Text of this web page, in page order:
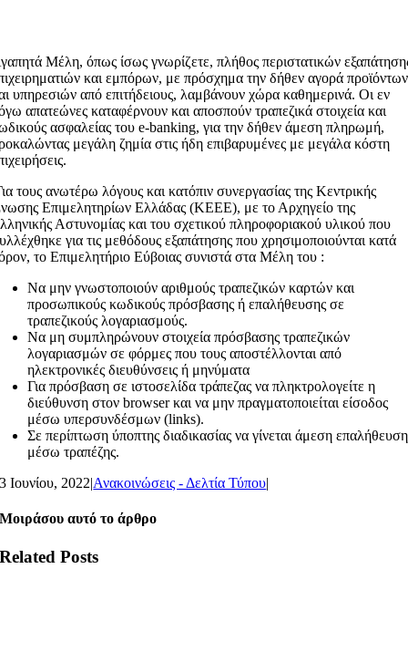
Μέλη, όπως ίσως γνωρίζετε, πλήθος περιστατικών
και εμπόρων, με πρόσχημα την δήθεν αγορά προϊόντων
υπηρεσιών από επιτήδειους, λαμβάνουν χώρα καθημερινά. Οι εν
απατεώνες καταφέρνουν και αποσπούν τραπεζικά στοιχεία και
ασφαλείας του e-banking, για την δήθεν άμεση πληρωμή,
μεγάλη ζημία στις ήδη επιβαρυμένες με μεγάλα κόστη
τους ανωτέρω λόγους και κατόπιν συνεργασίας της Κεντρικής
Επιμελητηρίων Ελλάδας (ΚΕΕΕ), με το Αρχηγείο της
Αστυνομίας και του σχετικού πληροφοριακού υλικού που
για τις μεθόδους εξαπάτησης που χρησιμοποιούνται κατά
το Επιμελητήριο Εύβοιας συνιστά στα Μέλη του :
Να μην γνωστοποιούν αριθμούς τραπεζικών καρτών και
προσωπικούς κωδικούς πρόσβασης ή επαλήθευσης σε
τραπεζικούς λογαριασμούς.
Να μη συμπληρώνουν στοιχεία πρόσβασης τραπεζικών
λογαριασμών σε φόρμες που τους αποστέλλονται από
ηλεκτρονικές διευθύνσεις ή μηνύματα
Για πρόσβαση σε ιστοσελίδα τράπεζας να πληκτρολογείτε η
διεύθυνση στον browser και να μην πραγματοποιείται είσοδος
μέσω υπερσυνδέσμων (links).
Σε περίπτωση ύποπτης διαδικασίας να γίνεται άμεση επαλήθευση
μέσω τραπέζης.
3 Ιουνίου, 2022|Ανακοινώσεις - Δελτία Τύπου|
Μοιράσου αυτό το άρθρο
Related Posts